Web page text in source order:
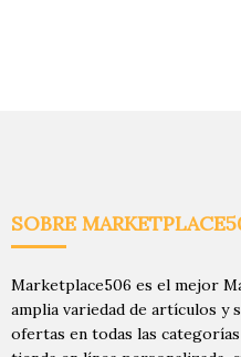
SOBRE
Marketplace506 es el mejor
amplia variedad de artículos y
ofertas en todas las